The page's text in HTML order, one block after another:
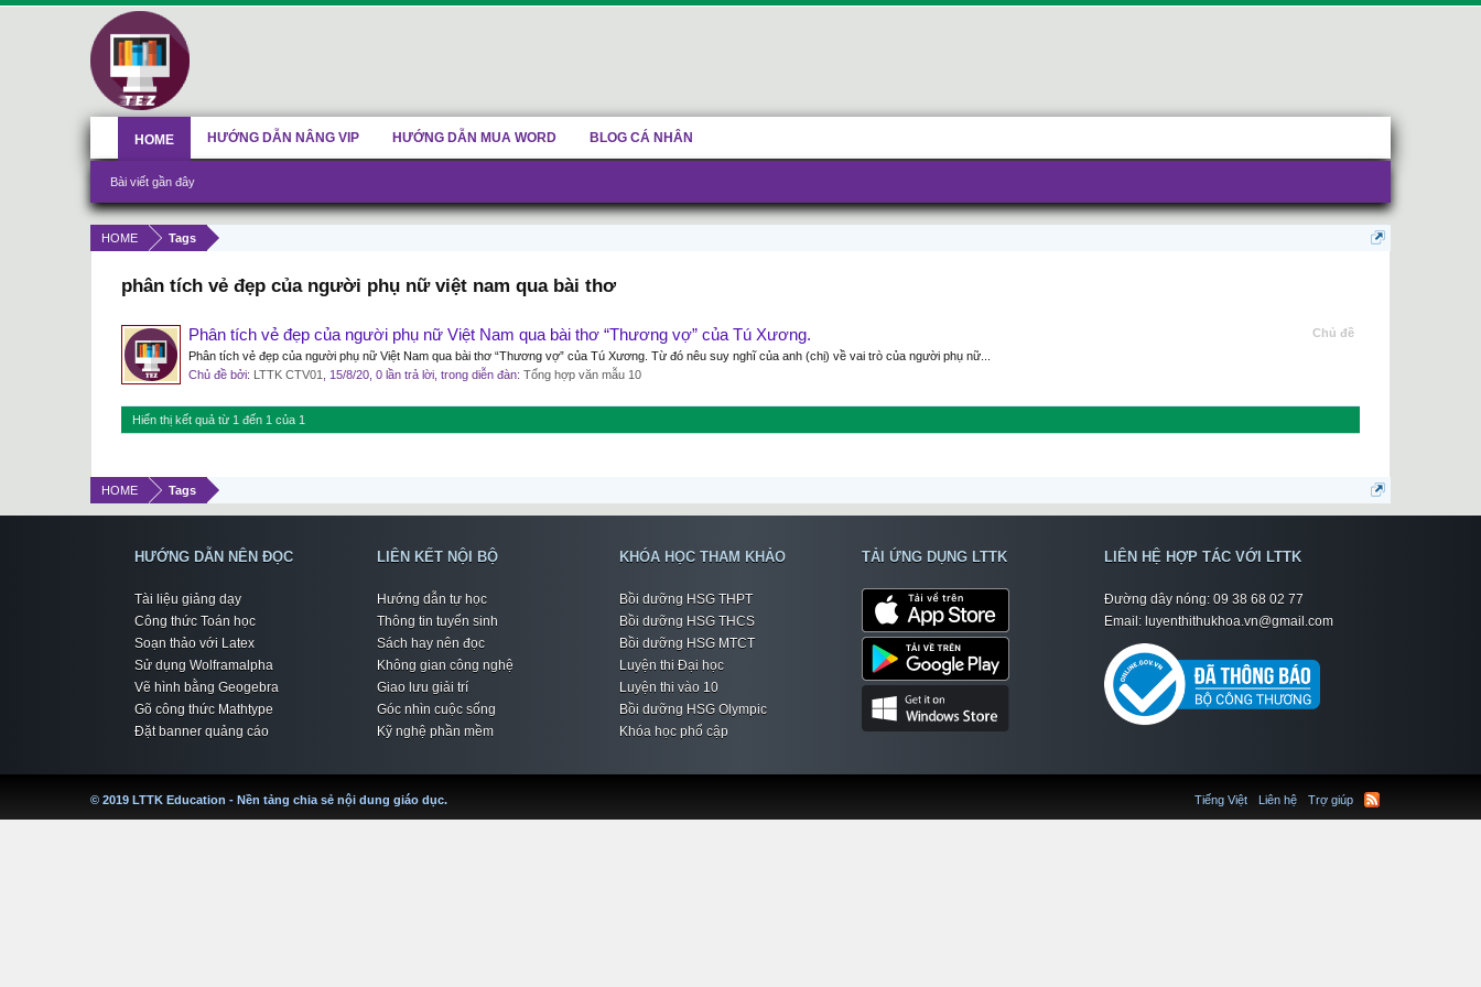
HOME Tags
phân tích vẻ đẹp của người phụ nữ việt nam qua bài thơ
Chủ đề
Phân tích vẻ đẹp của người phụ nữ Việt Nam qua bài thơ “Thương vợ” của Tú Xương.
Phân tích vẻ đẹp của người phụ nữ Việt Nam qua bài thơ “Thương vợ” của Tú Xương. Từ đó nêu suy nghĩ của anh (chị) về vai trò của người phụ nữ...
Chủ đề bởi: LTTK CTV01 15/8/20 , 0 lần trả lời, trong diễn đàn: Tổng hợp văn mẫu 10
Hiển thị kết quả từ 1 đến 1 của 1
HOME Tags
HOME
Bài viết gần đây
HƯỚNG DẪN NÂNG VIP HƯỚNG DẪN MUA WORD BLOG CÁ NHÂN
HƯỚNG DẪN NÊN ĐỌC
Tài liệu giảng dạy
Công thức Toán học
Soạn thảo với Latex
Sử dụng Wolframalpha
Vẽ hình bằng Geogebra
Gõ công thức Mathtype
Đặt banner quảng cáo
LIÊN KẾT NỘI BỘ
Hướng dẫn tự học
Thông tin tuyển sinh
Sách hay nên đọc
Không gian công nghệ
Giao lưu giải trí
Góc nhìn cuộc sống
Kỹ nghệ phần mềm
KHÓA HỌC THAM KHẢO
Bồi dưỡng HSG THPT
Bồi dưỡng HSG THCS
Bồi dưỡng HSG MTCT
Luyện thi Đại học
Luyện thi vào 10
Bồi dưỡng HSG Olympic
Khóa học phổ cập
TẢI ỨNG DỤNG LTTK LIÊN HỆ HỢP TÁC VỚI LTTK
Đường dây nóng: 09 38 68 02 77
Email: luyenthithukhoa.vn@gmail.com
Liên hệ Trợ giúp
Tiếng Việt
© 2019 LTTK Education - Nền tảng chia sẻ nội dung giáo dục.